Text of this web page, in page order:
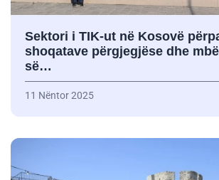
Sektori i TIK-ut në Kosovë
shoqatave përgjegjëse dhe
së…
11 Nëntor 2025